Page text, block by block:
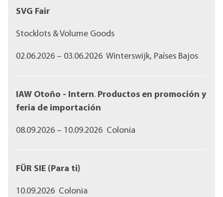
SVG Fair
Stocklots & Volume Goods
02.06.2026 – 03.06.2026 Winterswijk, Países Bajos
IAW Otoño - Intern. Productos en promoción y
feria de importación
08.09.2026 – 10.09.2026 Colonia
FÜR SIE (Para ti)
10.09.2026 Colonia